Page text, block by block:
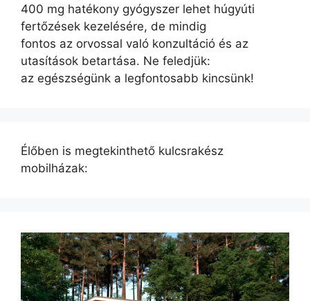
400 mg hatékony gyógyszer lehet húgyúti
fertőzések kezelésére, de mindig
fontos az orvossal való konzultáció és az
utasítások betartása. Ne feledjük:
az egészségünk a legfontosabb kincsünk!
Élőben is megtekinthető kulcsrakész
mobilházak: